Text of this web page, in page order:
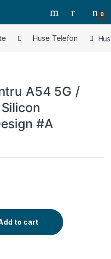
0
Huse Telefon
A54 5G /
#A
A74 5G / A93 5G, Silicon
to cart